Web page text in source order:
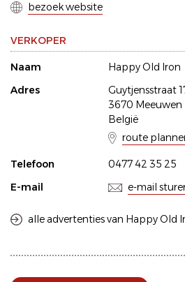
bezoek website
VERKOPER
Naam
Happy Old Iron
Adres
Guytjensstraat
3670 Meeuwen
België
route
Telefoon
0477 42 35 25
E-mail
e-mail
alle advertenties van Happy Old